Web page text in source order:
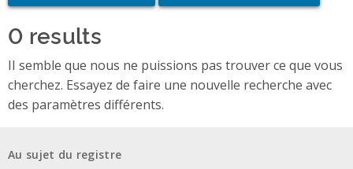
0 results
II semble que nous ne puissions pas trouver ce que vous
cherchez. Essayez de faire une nouvelle recherche avec
des paramètres différents.
Au sujet du registre